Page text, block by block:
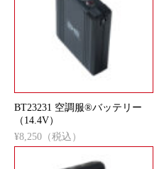
BT23231 空調服®バッテリー
（14.4V）
¥8,250（税込）